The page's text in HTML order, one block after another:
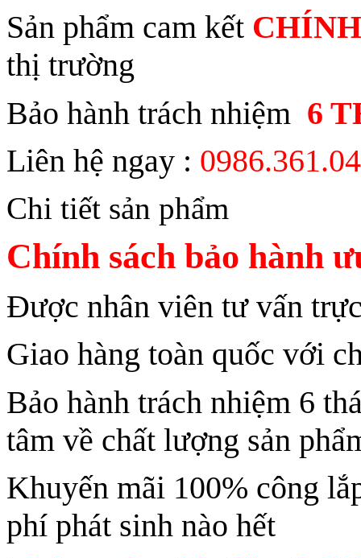
Sản phẩm cam kết
thị trường
Bảo hành trách nhiệm 6
Liên hệ ngay :
Chi tiết sản phẩm
Chính sách bảo hành
Được nhân viên tư vấn
Giao hàng toàn quốc với
Bảo hành trách nhiệm 6
tâm về chất lượng sản
Khuyến mãi 100% công
phí phát sinh nào hết